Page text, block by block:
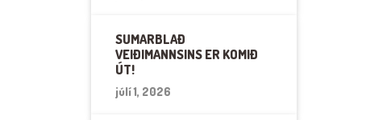
SUMARBLAÐ
VEIÐIMANNSINS ER KOMIÐ
ÚT!
júlí 1, 2026